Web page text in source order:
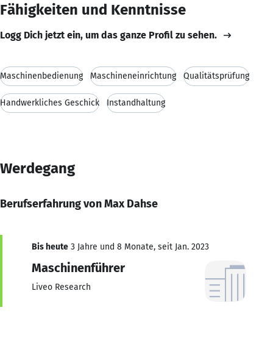
Fähigkeiten und Kenntnisse
Logg Dich jetzt ein, um das ganze Profil zu sehen.
Maschinenbedienung Maschineneinrichtung Qualitätsprüfung
Handwerkliches Geschick Instandhaltung
Werdegang
Berufserfahrung von Max Dahse
Bis heute 3 Jahre und 8 Monate, seit Jan. 2023
Maschinenführer
Liveo Research